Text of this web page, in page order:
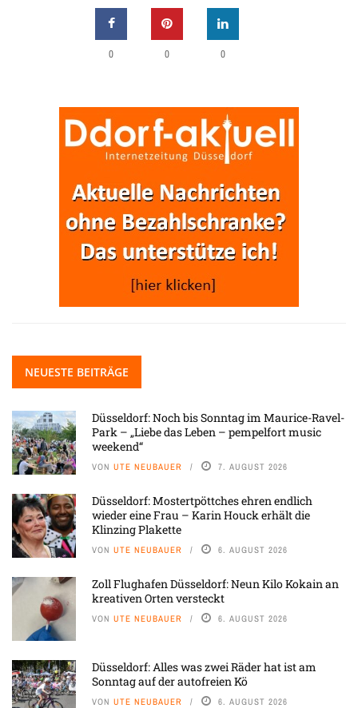
0 0 0
NEUESTE BEITRÄGE
Düsseldorf: Noch bis Sonntag im Maurice-Ravel-
Park – „Liebe das Leben – pempelfort music
weekend“
VON UTE NEUBAUER 7. AUGUST 2026
Düsseldorf: Mostertpöttches ehren endlich
wieder eine Frau – Karin Houck erhält die
Klinzing Plakette
VON UTE NEUBAUER 6. AUGUST 2026
Zoll Flughafen Düsseldorf: Neun Kilo Kokain an
kreativen Orten versteckt
VON UTE NEUBAUER 6. AUGUST 2026
Düsseldorf: Alles was zwei Räder hat ist am
Sonntag auf der autofreien Kö
VON UTE NEUBAUER 6. AUGUST 2026